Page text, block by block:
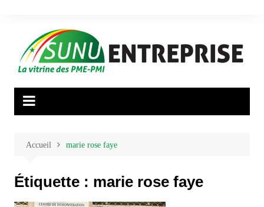
Accueil marie rose faye
Étiquette : marie rose faye